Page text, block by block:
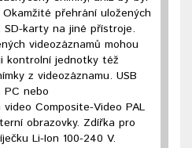
přehrání uložených
karty na jiné přístroje.
videozáznamů mohou
kontrolní jednotky též
z videozáznamu. USB
nebo
Composite-Video PAL
obrazovky. Zdířka pro
Li-Ion 100-240 V.